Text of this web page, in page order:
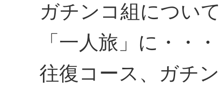
ガチンコ組につい
「一人旅」に・・
往復コース、ガチ